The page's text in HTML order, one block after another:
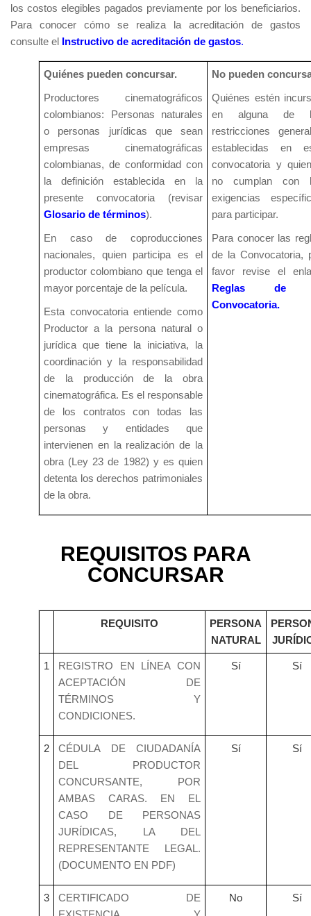
los costos elegibles pagados previamente por los beneficiarios.
Para conocer cómo se realiza la acreditación de gastos
consulte el Instructivo de acreditación de gastos.
Quiénes pueden concursar.
Productores cinematográficos
colombianos: Personas naturales
o personas jurídicas que sean
empresas cinematográficas
colombianas, de conformidad con
la definición establecida en la
presente convocatoria (revisar
Glosario de términos).
En caso de coproducciones
nacionales, quien participa es el
productor colombiano que tenga el
mayor porcentaje de la película.
Esta convocatoria entiende como
Productor a la persona natural o
jurídica que tiene la iniciativa, la
coordinación y la responsabilidad
de la producción de la obra
cinematográfica. Es el responsable
de los contratos con todas las
personas y entidades que
intervienen en la realización de la
obra (Ley 23 de 1982) y es quien
detenta los derechos patrimoniales
de la obra.
No pueden
Quiénes estén
en alguna de
restricciones
establecidas en
convocatoria y
no cumplan con
exigencias
para participar.
Para conocer las
de la Convocatoria,
favor revise el
Reglas de
Convocatoria.
REQUISITOS PARA
CONCURSAR
REQUISITO
PERSONA
NATURAL
1
REGISTRO EN LÍNEA CON
ACEPTACIÓN DE
TÉRMINOS Y
CONDICIONES.
Sí Sí
2
CÉDULA DE CIUDADANÍA
DEL PRODUCTOR
CONCURSANTE, POR
AMBAS CARAS. EN EL
CASO DE PERSONAS
JURÍDICAS, LA DEL
REPRESENTANTE LEGAL.
(DOCUMENTO EN PDF)
Sí Sí
3
CERTIFICADO DE
No Sí